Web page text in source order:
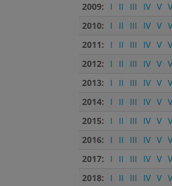
2009:
I II III IV V
2010:
I II III IV V
2011:
I II III IV V
2012:
I II III IV V
2013:
I II III IV V
2014:
I II III IV V
2015:
I II III IV V
2016:
I II III IV V
2017:
I II III IV V
2018:
I II III IV V